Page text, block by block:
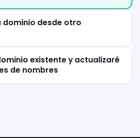
dominio desde otro
existente y actualizaré
de nombres